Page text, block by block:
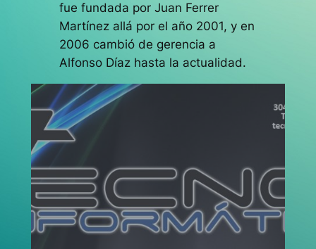
fue fundada por Juan Ferrer
Martínez allá por el año 2001, y en
2006 cambió de gerencia a
Alfonso Díaz hasta la actualidad.